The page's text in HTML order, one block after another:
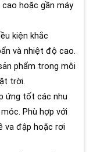
hoặc gần máy
kiện khắc
và nhiệt độ cao.
phẩm trong môi
trời.
ứng tốt các nhu
Phù hợp với
va đập hoặc rơi